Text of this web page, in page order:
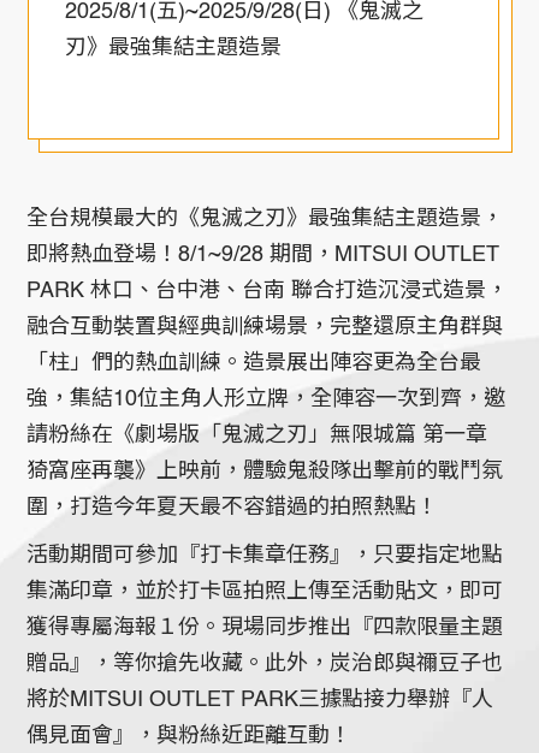
2025/8/1(五)~2025/9/28(日) 《鬼滅之
刃》最強集結主題造景
全台規模最大的《鬼滅之刃》最強集結主題造景，
即將熱血登場！8/1~9/28 期間，MITSUI OUTLET
PARK 林口、台中港、台南 聯合打造沉浸式造景，
融合互動裝置與經典訓練場景，完整還原主角群與
「柱」們的熱血訓練。造景展出陣容更為全台最
強，集結10位主角人形立牌，全陣容一次到齊，邀
請粉絲在《劇場版「鬼滅之刃」無限城篇 第一章
猗窩座再襲》上映前，體驗鬼殺隊出擊前的戰鬥氛
圍，打造今年夏天最不容錯過的拍照熱點！
活動期間可參加『打卡集章任務』，只要指定地點
集滿印章，並於打卡區拍照上傳至活動貼文，即可
獲得專屬海報１份。現場同步推出『四款限量主題
贈品』，等你搶先收藏。此外，炭治郎與禰豆子也
將於MITSUI OUTLET PARK三據點接力舉辦『人
偶見面會』，與粉絲近距離互動！